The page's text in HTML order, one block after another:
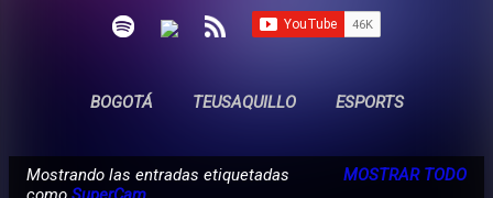
BOGOTÁ TEUSAQUILLO ESPORTS
Mostrando las entradas etiquetadas
MOSTRAR TODO